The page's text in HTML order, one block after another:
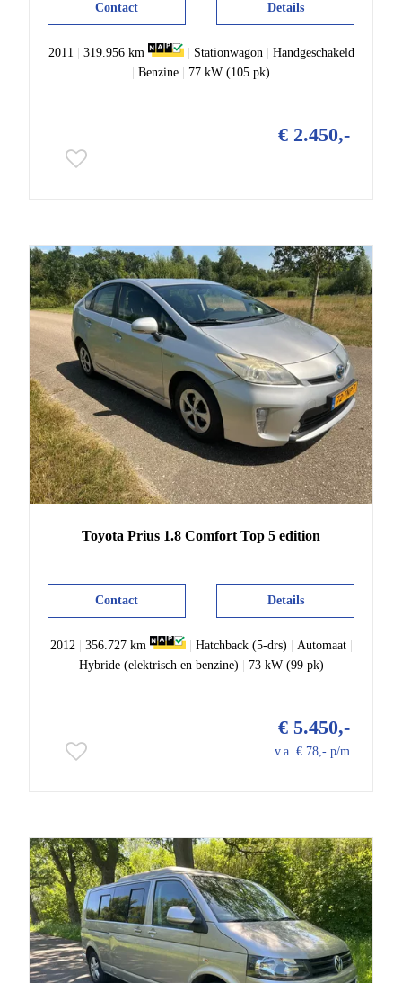
Details
Contact
2011 319.956 km Stationwagon| Handgeschakeld
Benzine 77 kW (105 pk)
€ 2.450,-
Toyota Prius 1.8 Comfort Top 5 edition
Details
Contact
2012 | 356.727 km | Hatchback (5-drs) | Automaat|
Hybride (elektrisch en benzine) | 73 kW (99 pk)
€ 5.450,-
v.a. € 78,- p/m